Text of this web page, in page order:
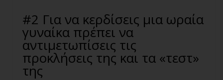
#2 Για να κερδίσεις μια ωραία
γυναίκα πρέπει να
αντιμετωπίσεις τις
προκλήσεις της και τα «τεστ»
της